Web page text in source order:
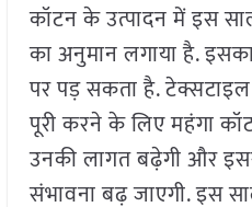
कॉटन के उत्पादन में इस
का अनुमान लगाया है.
पर पड़ सकता है.
पूरी करने के लिए महंगा
उनकी लागत बढ़ेगी और
संभावना बढ़ जाएगी. इस